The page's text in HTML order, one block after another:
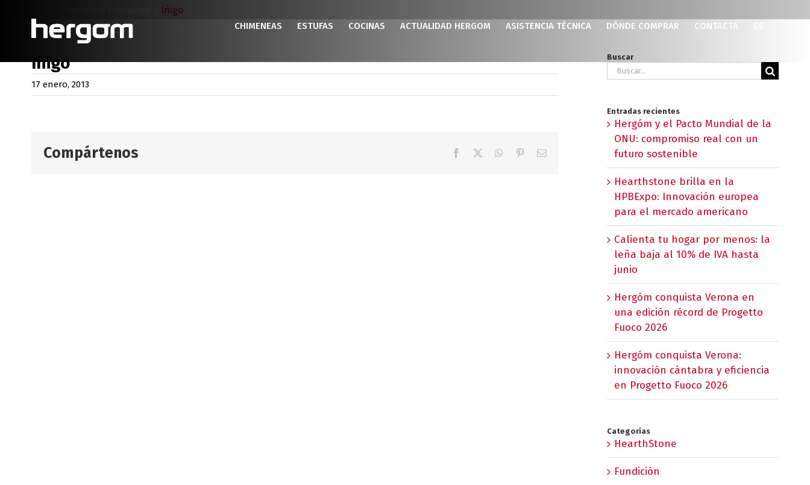
contenido
CHIMENEAS ESTUFAS COCINAS ACTUALIDAD HERGOM ASISTENCIA TÉCNICA DÓNDE COMPRAR CONTACTA
Iñigo
Iñigo
17 enero, 2013
Compártenos Facebook WhatsApp
PinterestCorreo
Buscar
Buscar:
Entradas recientes
Hergóm y el Pacto Mundial de la
ONU: compromiso real con un
futuro sostenible
Hearthstone brilla en la
HPBExpo: Innovación europea
para el mercado americano
Calienta tu hogar por menos: la
leña baja al 10% de IVA hasta
junio
Hergóm conquista Verona en
una edición récord de Progetto
Fuoco 2026
Hergóm conquista Verona:
innovación cántabra y eficiencia
en Progetto Fuoco 2026
Categorías
HearthStone
Fundición